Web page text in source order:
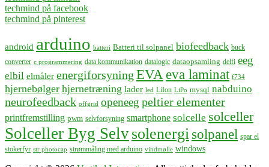
techmind på facebook
techmind på pinterest
android arduino batteri Batteri til solpanel biofeedback buck
converter c programmering data kommunikation datalogic dataopsamling delfi eeg
elbil elmåler energiforsyning EVA eva laminat f734
hjernebølger hjernetræning lader led LiIon LiPo mysql nabduino
neurofeedback offgrid openeeg peltier elementer
printfremstilling pwm selvforsyning smartphone solcelle solceller
Solceller Byg Selvsolenergisolpanel spar el
stokerfyr str photocap strømmåling med arduino vindmølle windows